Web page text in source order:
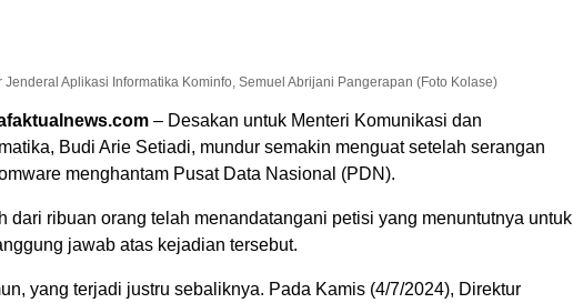
Aplikasi Informatika Kominfo, Semuel Abrijani Pangerapan (Foto Kolase)
– Desakan untuk Menteri Komunikasi dan
Budi Arie Setiadi, mundur semakin menguat setelah serangan
menghantam Pusat Data Nasional (PDN).
dari ribuan orang telah menandatangani petisi yang menuntutnya untuk
jawab atas kejadian tersebut.
yang terjadi justru sebaliknya. Pada Kamis (4/7/2024), Direktur